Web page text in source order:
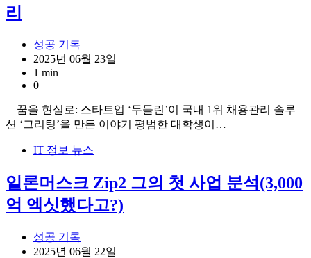
리
성공 기록
2025년 06월 23일
1 min
0
꿈을 현실로: 스타트업 ‘두들린’이 국내 1위 채용관리 솔루
션 ‘그리팅’을 만든 이야기 평범한 대학생이…
IT 정보 뉴스
일론머스크 Zip2 그의 첫 사업 분석(3,000
억 엑싯했다고?)
성공 기록
2025년 06월 22일